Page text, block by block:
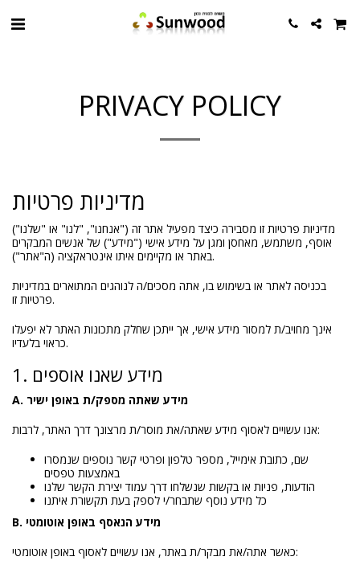
PRIVACY POLICY
מדיניות פרטיות
מדיניות פרטיות זו מסבירה כיצד מפעיל אתר זה ("אנחנו", "לנו" או "שלנו")
אוסף, משתמש, מאחסן ומגן על מידע אישי ("מידע") של אנשים המבקרים
באתר או מקיימים איתו אינטראקציה (ה"אתר").
בכניסה לאתר או בשימוש בו, אתה מסכים/ה לנוהגים המתוארים במדיניות
פרטיות זו.
אינך מחויב/ת למסור מידע אישי, אך ייתכן שחלק מתכונות האתר לא יפעלו
כראוי בלעדיו.
1. מידע שאנו אוספים
A. מידע שאתה מספק/ת באופן ישיר
אנו עשויים לאסוף מידע שאתה/את מוסר/ת מרצונך דרך האתר, לרבות:
שם, כתובת אימייל, מספר טלפון ופרטי קשר נוספים שנמסרו
באמצעות טפסים
הודעות, פניות או בקשות שנשלחו דרך עמוד יצירת הקשר שלנו
כל מידע נוסף שתבחר/י לספק בעת תקשורת איתנו
B. מידע הנאסף באופן אוטומטי
כאשר אתה/את מבקר/ת באתר, אנו עשויים לאסוף באופן אוטומטי: